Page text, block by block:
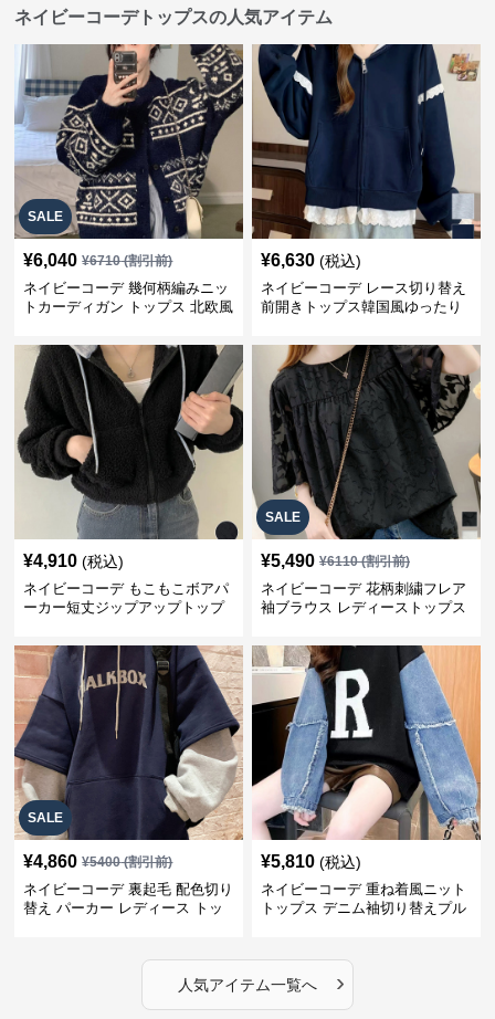
ネイビーコーデトップスの人気アイテム
SALE
¥6,040 ¥6710(割引前)
ネイビーコーデ 幾何柄編みニッ
トカーディガン トップス 北欧風
¥6,630 (税込)
ネイビーコーデ レース切り替え
前開きトップス韓国風ゆったり
¥4,910 (税込)
ネイビーコーデ もこもこボアパ
ーカー短丈ジップアップトップ
SALE
¥5,490 ¥6110(割引前)
ネイビーコーデ 花柄刺繍フレア
袖ブラウス レディーストップス
SALE
¥4,860 ¥5400(割引前)
ネイビーコーデ 裏起毛 配色切り
替え パーカー レディース トッ
¥5,810 (税込)
ネイビーコーデ 重ね着風ニット
トップス デニム袖切り替えプル
人気アイテム一覧へ ›